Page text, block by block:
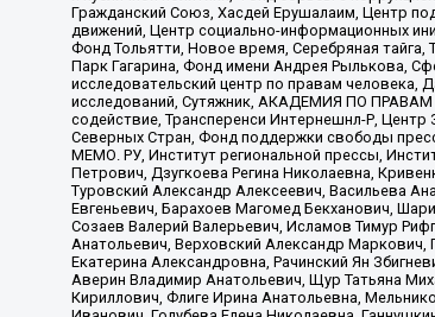
Гражданский Союз, Хасдей Ерушалаим, Центр
движений, Центр социально-информационных
Фонд Тольятти, Новое время, Серебряная
Парк Гагарина, Фонд имени Андрея Рылькова,
исследовательский центр по правам человека,
исследований, Сутяжник, АКАДЕМИЯ ПО ПРАВАМ
содействие, Трансперенси Интернешнл-Р,
Северных Стран, Фонд поддержки свободы
МЕМО. РУ, Институт региональной прессы,
Петрович, Дзугкоева Регина Николаевна,
Туровский Александр Алексеевич, Васильева
Евгеньевич, Барахоев Магомед Бекханович,
Созаев Валерий Валерьевич, Исламов Тимур
Анатольевич, Верховский Александр
Екатерина Александровна, Рачинский Ян
Аверин Владимир Анатольевич, Щур Татьяна
Кириллович, Флиге Ирина Анатольевна,